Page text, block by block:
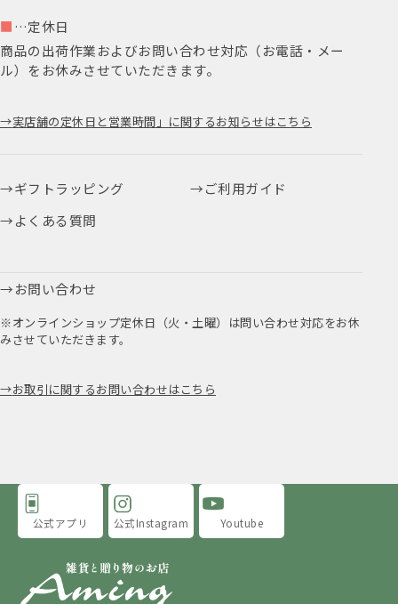
■ …定休日
商品の出荷作業およびお問い合わせ対応（お電話・メー
ル）をお休みさせていただきます。
実店舗の定休日と営業時間」に関するお知らせはこちら
ギフトラッピング
ご利用ガイド
よくある質問
お問い合わせ
※オンラインショップ定休日（火・土曜）は問い合わせ対応をお休
みさせていただきます。
お取引に関するお問い合わせはこちら
公式アプリ 公式Instagram Youtube